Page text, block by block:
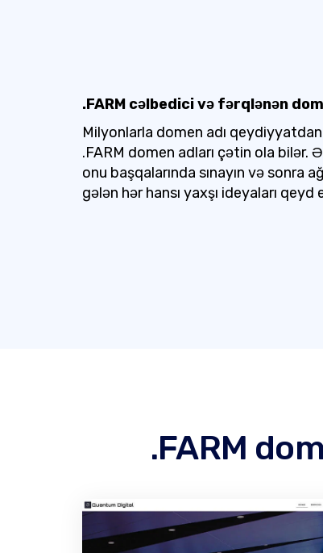
.FARM cəlbedici və fərqlənən
Milyonlarla domen adı
.FARM domen adları çətin ola bilər.
onu başqalarında sınayın və sonra
gələn hər hansı yaxşı ideyaları qeyd
.FARM